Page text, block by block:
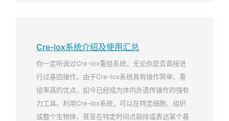
Cre-lox系统介绍及使用汇总
你一定听说过Cre-lox重组系统，无论你是否直接进
行过基因操作。由于Cre-lox系统具有操作简单、重
组率高的优点，如今已经成为体内外遗传操作的强有
力工具。利用Cre-lox系统，可以在特定细胞、组织
或整个生物体，甚至在特定时间点敲除或表达某个基